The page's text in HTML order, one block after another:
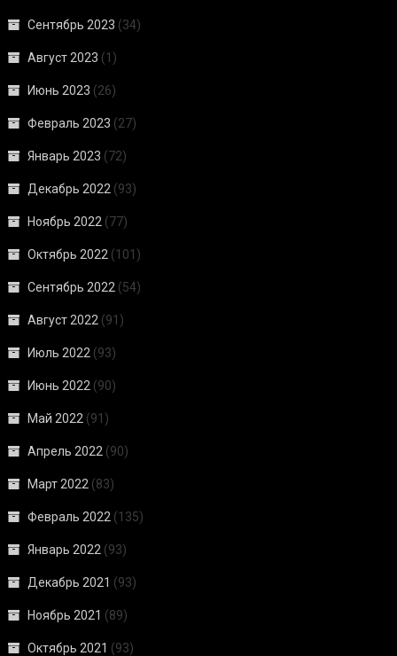
Сентябрь 2023 (34)
Август 2023 (1)
Июнь 2023 (26)
Февраль 2023 (27)
Январь 2023 (72)
Декабрь 2022 (93)
Ноябрь 2022 (77)
Октябрь 2022 (101)
Сентябрь 2022 (54)
Август 2022 (91)
Июль 2022 (93)
Июнь 2022 (90)
Май 2022 (91)
Апрель 2022 (90)
Март 2022 (83)
Февраль 2022 (135)
Январь 2022 (93)
Декабрь 2021 (93)
Ноябрь 2021 (89)
Октябрь 2021 (93)